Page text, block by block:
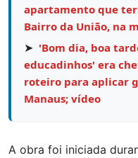
apartamento que
Bairro da União, na
➤ 'Bom dia, boa
educadinhos' era
roteiro para aplicar
Manaus; vídeo
A obra foi iniciada